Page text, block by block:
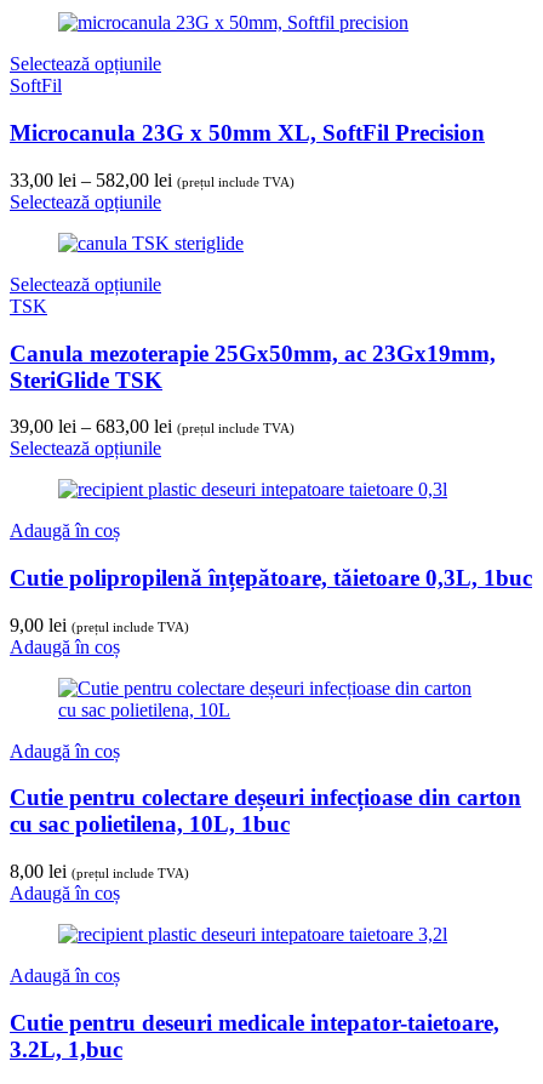
Selectează opțiunile
SoftFil
Microcanula 23G x 50mm XL, SoftFil Precision
33,00 lei – 582,00 lei Interval
33,00 lei
(prețul include TVA)
Selectează opțiunile
Selectează opțiunile
TSK
Canula mezoterapie 25Gx50mm, ac 23Gx19mm,
SteriGlide TSK
39,00 lei – 683,00 lei Interval
39,00 lei
(prețul include TVA)
Selectează opțiunile
Adaugă în coș
Cutie polipropilenă înțepătoare, tăietoare 0,3L, 1buc
9,00 lei (prețul include TVA)
Adaugă în coș
Adaugă în coș
Cutie pentru colectare deșeuri infecțioase din carton
cu sac polietilena, 10L, 1buc
8,00 lei (prețul include TVA)
Adaugă în coș
Adaugă în coș
Cutie pentru deseuri medicale intepator-taietoare,
3.2L, 1,buc